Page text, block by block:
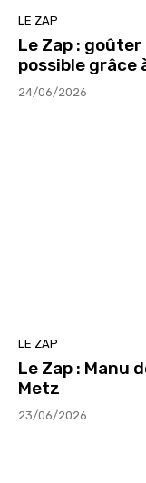
LE ZAP
Le Zap : goûter
possible grâce
24/06/2026
LE ZAP
Le Zap : Manu
Metz
23/06/2026